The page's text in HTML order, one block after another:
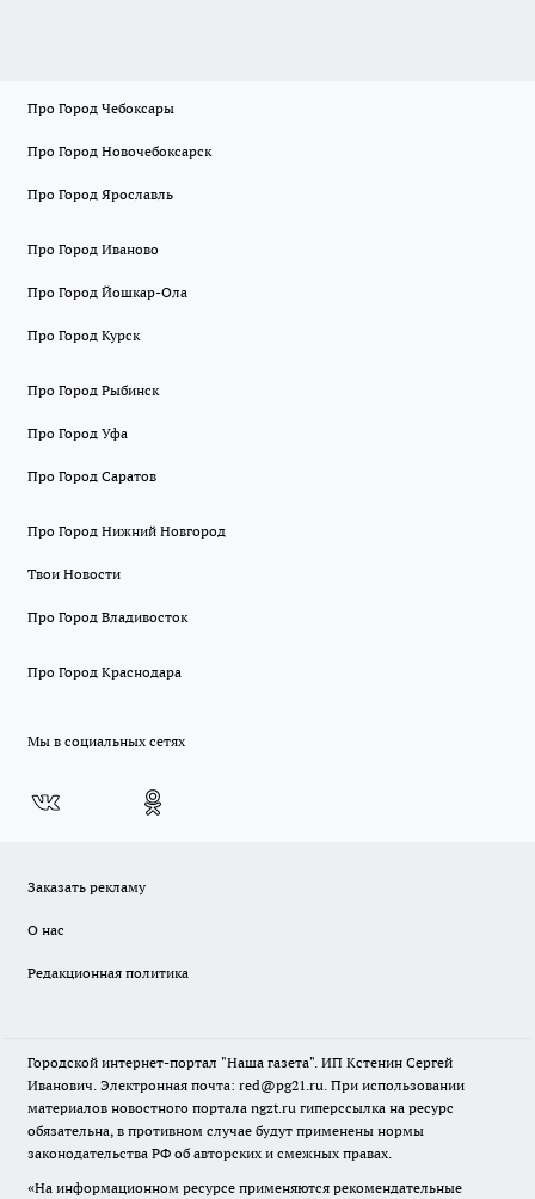
Про Город Чебоксары
Про Город Новочебоксарск
Про Город Ярославль
Про Город Иваново
Про Город Йошкар-Ола
Про Город Курск
Про Город Рыбинск
Про Город Уфа
Про Город Саратов
Про Город Нижний Новгород
Твои Новости
Про Город Владивосток
Про Город Краснодара
Мы в социальных сетях
Заказать рекламу
О нас
Редакционная политика
Городской интернет-портал "Наша газета". ИП Кстенин Сергей
Иванович. Электронная почта: red@pg21.ru. При использовании
материалов новостного портала ngzt.ru гиперссылка на ресурс
обязательна, в противном случае будут применены нормы
законодательства РФ об авторских и смежных правах.
«На информационном ресурсе применяются рекомендательные